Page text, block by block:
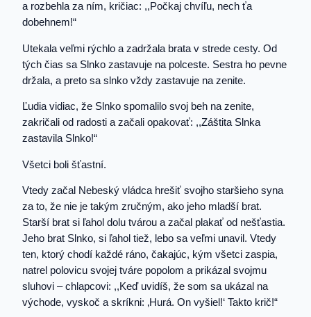
a rozbehla za ním, kričiac: ,,Počkaj chvíľu, nech ťa
dobehnem!“
Utekala veľmi rýchlo a zadržala brata v strede cesty. Od
tých čias sa Slnko zastavuje na polceste. Sestra ho pevne
držala, a preto sa slnko vždy zastavuje na zenite.
Ľudia vidiac, že Slnko spomalilo svoj beh na zenite,
zakričali od radosti a začali opakovať: ,,Záštita Slnka
zastavila Slnko!“
Všetci boli šťastní.
Vtedy začal Nebeský vládca hrešiť svojho staršieho syna
za to, že nie je takým zručným, ako jeho mladší brat.
Starší brat si ľahol dolu tvárou a začal plakať od nešťastia.
Jeho brat Slnko, si ľahol tiež, lebo sa veľmi unavil. Vtedy
ten, ktorý chodí každé ráno, čakajúc, kým všetci zaspia,
natrel polovicu svojej tváre popolom a prikázal svojmu
sluhovi – chlapcovi: ,,Keď uvidíš, že som sa ukázal na
východe, vyskoč a skríkni: ‚Hurá. On vyšiel!‘ Takto krič!“